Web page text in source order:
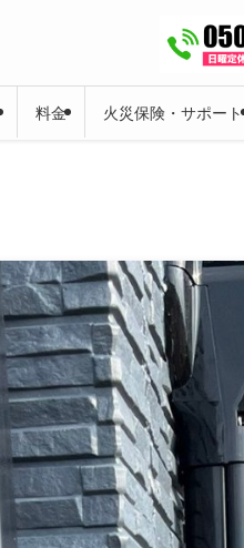
料金 火災保険・サポート